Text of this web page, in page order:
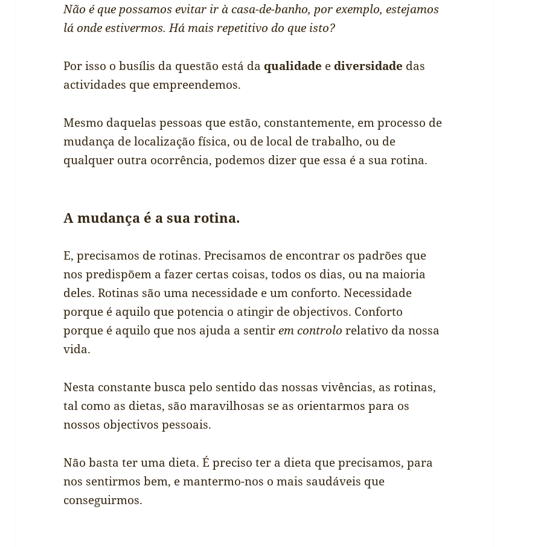
Não é que possamos evitar ir à casa-de-banho, por exemplo, estejamos
lá onde estivermos. Há mais repetitivo do que isto?
Por isso o busílis da questão está daqualidade ediversidade das
actividades que empreendemos.
Mesmo daquelas pessoas que estão, constantemente, em processo de
mudança de localização física, ou de local de trabalho, ou de
qualquer outra ocorrência, podemos dizer que essa é a sua rotina.
A mudança é a sua rotina.
E, precisamos de rotinas. Precisamos de encontrar os padrões que
nos predispõem a fazer certas coisas, todos os dias, ou na maioria
deles. Rotinas são uma necessidade e um conforto. Necessidade
porque é aquilo que potencia o atingir de objectivos. Conforto
porque é aquilo que nos ajuda a sentirem controlo relativo da nossa
vida.
Nesta constante busca pelo sentido das nossas vivências, as rotinas,
tal como as dietas, são maravilhosas se as orientarmos para os
nossos objectivos pessoais.
Não basta ter uma dieta. É preciso ter a dieta que precisamos, para
nos sentirmos bem, e mantermo-nos o mais saudáveis que
conseguirmos.